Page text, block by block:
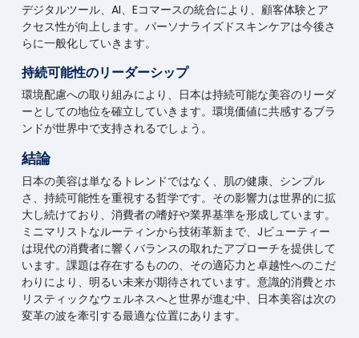
デジタルツール、AI、Eコマースの統合により、顧客体験とア
クセス性が向上します。パーソナライズドスキンケアは今後さ
らに一般化していきます。
持続可能性のリーダーシップ
環境配慮への取り組みにより、日本は持続可能な美容のリーダ
ーとしての地位を確立していきます。環境価値に共感するブラ
ンドが世界中で支持されるでしょう。
結論
日本の美容は単なるトレンドではなく、肌の健康、シンプル
さ、持続可能性を重視する哲学です。その影響力は世界的に拡
大し続けており、消費者の嗜好や業界基準を形成しています。
ミニマリストなルーティンから技術革新まで、Jビューティー
は現代の消費者に響くバランスの取れたアプローチを提供して
います。課題は存在するものの、その適応力と卓越性へのこだ
わりにより、明るい未来が期待されています。意識的消費とホ
リスティックなウェルネスへと世界が進む中、日本美容は次の
変革の波を牽引する最適な位置にあります。